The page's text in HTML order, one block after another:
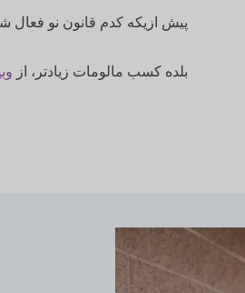
پیش ازیکه کدم قانون نو فعال
بلده کسب مالومات زیادتر، از